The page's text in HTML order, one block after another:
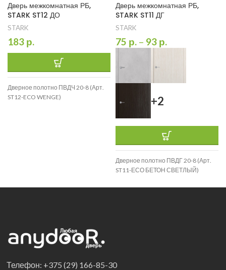
Дверь межкомнатная РБ,
STARK ST12 ДО
STARK
183 р.
Дверное полотно ПВДЧ 20-8 (Арт.
ST12-ECO WENGE)
Дверь межкомнатная РБ,
STARK ST11 ДГ
STARK
75 р. – 93 р.
+2
Дверное полотно ПВДГ 20-8 (Арт.
ST11-ЕСО БЕТОН СВЕТЛЫЙ)
Телефон: +375 (29) 166-85-30